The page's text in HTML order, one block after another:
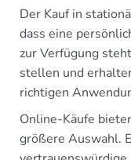
Der Kauf in
dass eine
zur Verfügung
stellen und
richtigen
Online-Käufe
größere Auswahl.